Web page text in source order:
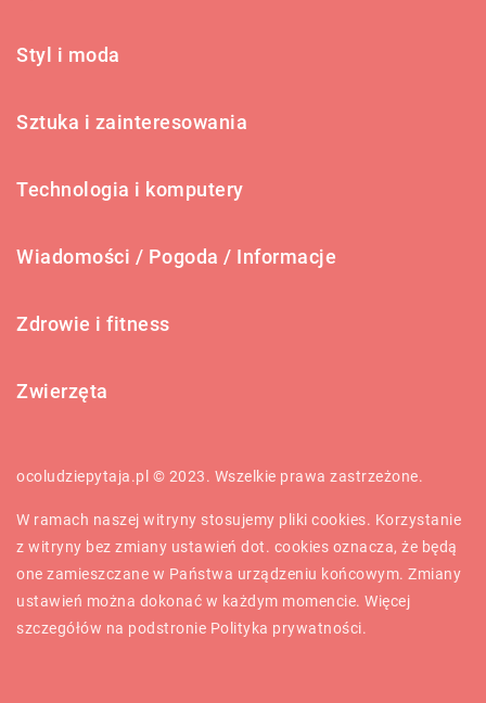
Styl i moda
Sztuka i zainteresowania
Technologia i komputery
Wiadomości / Pogoda / Informacje
Zdrowie i fitness
Zwierzęta
ocoludziepytaja.pl © 2023. Wszelkie prawa zastrzeżone.
W ramach naszej witryny stosujemy pliki cookies. Korzystanie
z witryny bez zmiany ustawień dot. cookies oznacza, że będą
one zamieszczane w Państwa urządzeniu końcowym. Zmiany
ustawień można dokonać w każdym momencie. Więcej
szczegółów na podstronie Polityka prywatności.